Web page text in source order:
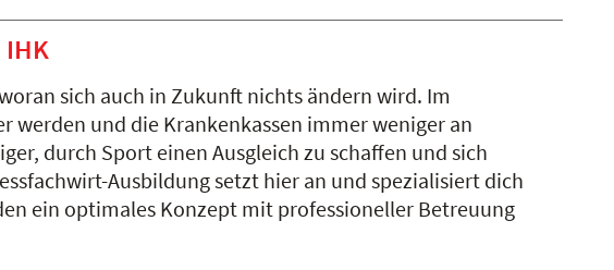
IHK
sich auch in Zukunft nichts ändern wird. Im
werden und die Krankenkassen immer weniger an
durch Sport einen Ausgleich zu schaffen und sich
Ausbildung setzt hier an und spezialisiert dich
ein optimales Konzept mit professioneller Betreuung